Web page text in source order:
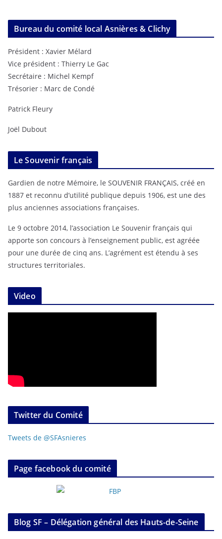
Bureau du comité local Asnières & Clichy
Président : Xavier Mélard
Vice président : Thierry Le Gac
Secrétaire : Michel Kempf
Trésorier : Marc de Condé
Patrick Fleury
Joël Dubout
Le Souvenir français
Gardien de notre Mémoire, le SOUVENIR FRANÇAIS, créé en
1887 et reconnu d’utilité publique depuis 1906, est une des
plus anciennes associations françaises.
Le 9 octobre 2014, l’association Le Souvenir français qui
apporte son concours à l’enseignement public, est agréée
pour une durée de cinq ans. L’agrément est étendu à ses
structures territoriales.
Video
Twitter du Comité
Tweets de @SFAsnieres
Page facebook du comité
Blog SF – Délégation général des Hauts-de-Seine